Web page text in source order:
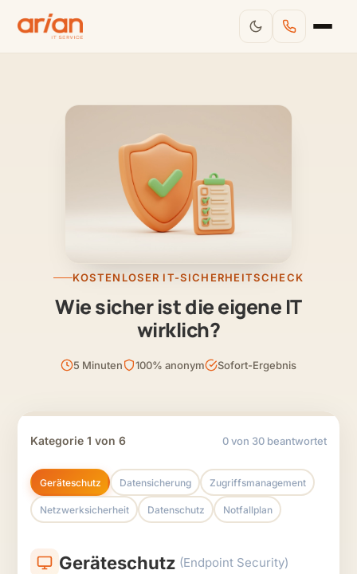
KOSTENLOSER IT-SICHERHEITSCHECK
Wie sicher ist die eigene IT
wirklich?
5 Minuten 100% anonym Sofort-Ergebnis
Kategorie 1 von 6 0 von 30 beantwortet
Geräteschutz Datensicherung Zugriffsmanagement
Netzwerksicherheit Datenschutz Notfallplan
Geräteschutz (Endpoint Security)